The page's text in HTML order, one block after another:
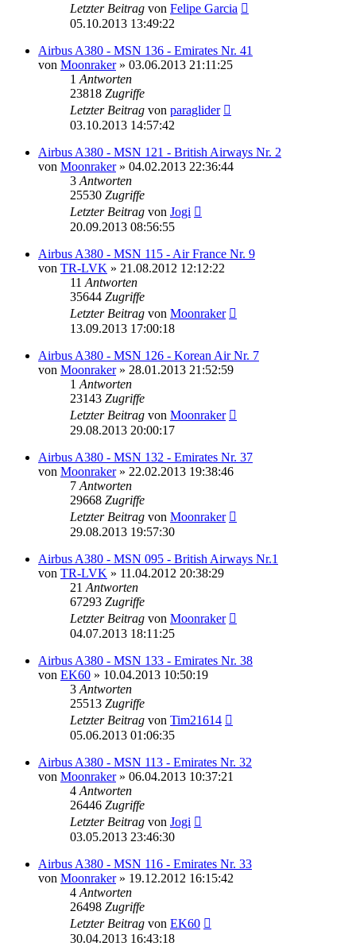
Letzter Beitrag von Felipe Garcia
05.10.2013 13:49:22
Airbus A380 - MSN 136 - Emirates Nr. 41
von Moonraker» 03.06.2013 21:11:25
1 Antworten
23818 Zugriffe
Letzter Beitrag von paraglider
03.10.2013 14:57:42
Airbus A380 - MSN 121 - British Airways Nr. 2
von Moonraker» 04.02.2013 22:36:44
3 Antworten
25530 Zugriffe
Letzter Beitrag von Jogi
20.09.2013 08:56:55
Airbus A380 - MSN 115 - Air France Nr. 9
von TR-LVK » 21.08.2012 12:12:22
11 Antworten
35644 Zugriffe
Letzter Beitrag von Moonraker
13.09.2013 17:00:18
Airbus A380 - MSN 126 - Korean Air Nr. 7
von Moonraker» 28.01.2013 21:52:59
1 Antworten
23143 Zugriffe
Letzter Beitrag von Moonraker
29.08.2013 20:00:17
Airbus A380 - MSN 132 - Emirates Nr. 37
von Moonraker» 22.02.2013 19:38:46
7 Antworten
29668 Zugriffe
Letzter Beitrag von Moonraker
29.08.2013 19:57:30
Airbus A380 - MSN 095 - British Airways Nr.1
von TR-LVK » 11.04.2012 20:38:29
21 Antworten
67293 Zugriffe
Letzter Beitrag von Moonraker
04.07.2013 18:11:25
Airbus A380 - MSN 133 - Emirates Nr. 38
von EK60 » 10.04.2013 10:50:19
3 Antworten
25513 Zugriffe
Letzter Beitrag von Tim21614
05.06.2013 01:06:35
Airbus A380 - MSN 113 - Emirates Nr. 32
von Moonraker» 06.04.2013 10:37:21
4 Antworten
26446 Zugriffe
Letzter Beitrag von Jogi
03.05.2013 23:46:30
Airbus A380 - MSN 116 - Emirates Nr. 33
von Moonraker» 19.12.2012 16:15:42
4 Antworten
26498 Zugriffe
Letzter Beitrag von EK60
30.04.2013 16:43:18